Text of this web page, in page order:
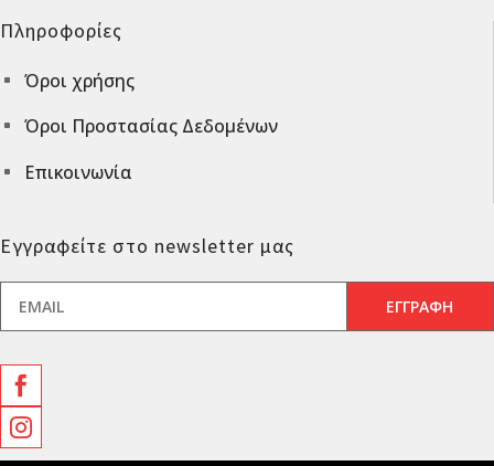
Πληροφορίες
^ Όροι χρήσης
^ Όροι Προστασίας Δεδομένων
^ Επικοινωνία
Εγγραφείτε στο newsletter μας

